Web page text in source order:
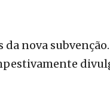
nova